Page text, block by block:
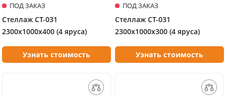
ПОД ЗАКАЗ
Стеллаж СТ-031
2300х1000х400 (4 яруса)
Узнать стоимость
ПОД ЗАКАЗ
Стеллаж СТ-031
2300х1000х300 (4 яруса)
Узнать стоимость